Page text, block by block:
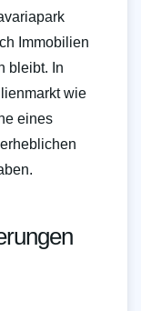
Immobilien
bleibt. In
wie
eines